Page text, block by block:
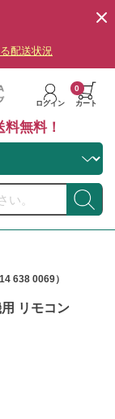
配送状況
ログイン カート
0
料無料！
638 0069）
リモコン